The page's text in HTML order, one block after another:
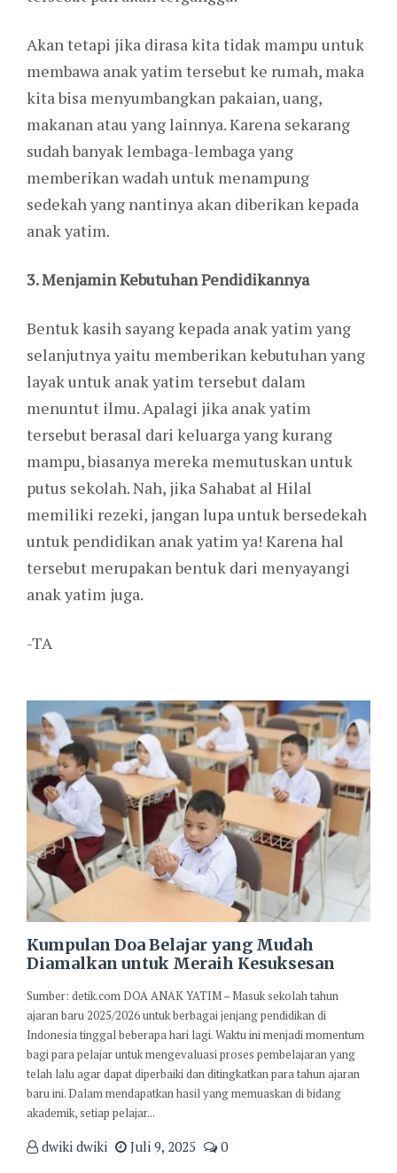
Akan tetapi jika dirasa kita tidak mampu untuk
membawa anak yatim tersebut ke rumah, maka
kita bisa menyumbangkan pakaian, uang,
makanan atau yang lainnya. Karena sekarang
sudah banyak lembaga-lembaga yang
memberikan wadah untuk menampung
sedekah yang nantinya akan diberikan kepada
anak yatim.
3. Menjamin Kebutuhan Pendidikannya
Bentuk kasih sayang kepada anak yatim yang
selanjutnya yaitu memberikan kebutuhan yang
layak untuk anak yatim tersebut dalam
menuntut ilmu. Apalagi jika anak yatim
tersebut berasal dari keluarga yang kurang
mampu, biasanya mereka memutuskan untuk
putus sekolah. Nah, jika Sahabat al Hilal
memiliki rezeki, jangan lupa untuk bersedekah
untuk pendidikan anak yatim ya! Karena hal
tersebut merupakan bentuk dari menyayangi
anak yatim juga.
-TA
Kumpulan Doa Belajar yang Mudah
Diamalkan untuk Meraih Kesuksesan
Sumber: detik.com DOA ANAK YATIM – Masuk sekolah tahun
ajaran baru 2025/2026 untuk berbagai jenjang pendidikan di
Indonesia tinggal beberapa hari lagi. Waktu ini menjadi momentum
bagi para pelajar untuk mengevaluasi proses pembelajaran yang
telah lalu agar dapat diperbaiki dan ditingkatkan para tahun ajaran
baru ini. Dalam mendapatkan hasil yang memuaskan di bidang
akademik, setiap pelajar...
dwiki dwiki Juli 9, 2025 0